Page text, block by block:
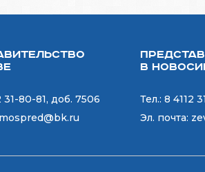
31-80-81, доб. 7506
mospred@bk.ru
в
Тел.: 8 4112
Эл. почта: